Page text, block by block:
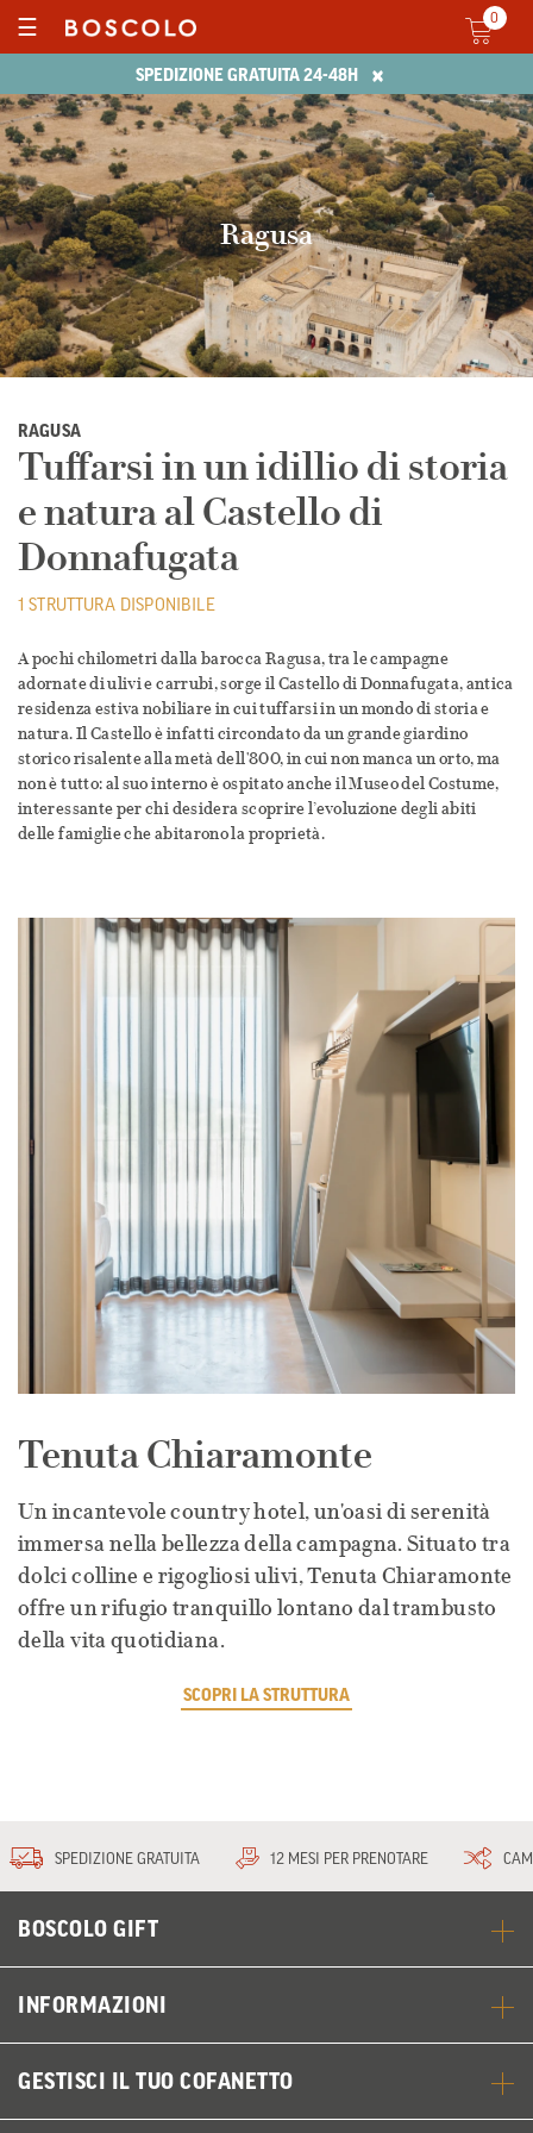
SPEDIZIONE GRATUITA 24-48H ×
☰ 0
Ragusa
RAGUSA
Tuffarsi in un idillio di storia
e natura al Castello di
Donnafugata
1 STRUTTURA DISPONIBILE
A pochi chilometri dalla barocca Ragusa, tra le campagne
adornate di ulivi e carrubi, sorge il Castello di Donnafugata, antica
residenza estiva nobiliare in cui tuffarsi in un mondo di storia e
natura. Il Castello è infatti circondato da un grande giardino
storico risalente alla metà dell'800, in cui non manca un orto, ma
non è tutto: al suo interno è ospitato anche il Museo del Costume,
interessante per chi desidera scoprire l’evoluzione degli abiti
delle famiglie che abitarono la proprietà.
Tenuta Chiaramonte
Un incantevole country hotel, un'oasi di serenità
immersa nella bellezza della campagna. Situato tra
dolci colline e rigogliosi ulivi, Tenuta Chiaramonte
offre un rifugio tranquillo lontano dal trambusto
della vita quotidiana.
SCOPRI LA STRUTTURA
SPEDIZIONE GRATUITA 12 MESI PER PRENOTARE
BOSCOLO GIFT
INFORMAZIONI
GESTISCI IL TUO COFANETTO